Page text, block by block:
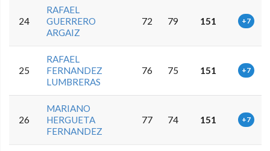
24
RAFAEL
GUERRERO
ARGAIZ
72 79 151 +7
25
RAFAEL
FERNANDEZ
LUMBRERAS
76 75 151 +7
26
MARIANO
HERGUETA
FERNANDEZ
77 74 151 +7